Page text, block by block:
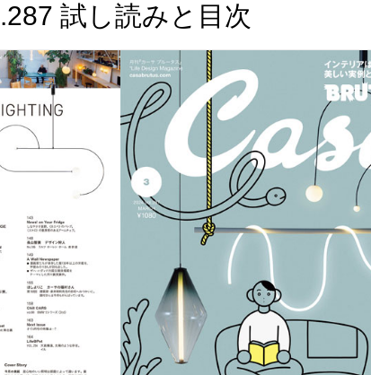
試し読みと目次